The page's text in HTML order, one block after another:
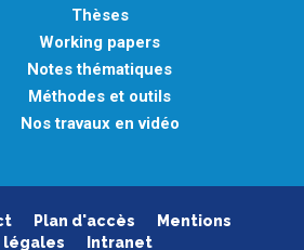
Thèses
Working papers
Notes thématiques
Méthodes et outils
Nos travaux en vidéo
Plan d'accès
Mentions
légales
Intranet